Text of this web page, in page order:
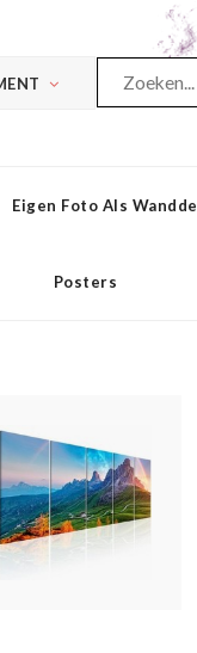
Eigen Foto Als
Posters